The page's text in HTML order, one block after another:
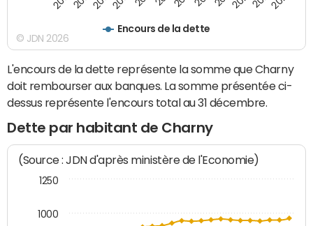
Encours de la dette
© JDN 2026
L'encours de la dette représente la somme que Charny
doit rembourser aux banques. La somme présentée ci-
dessus représente l'encours total au 31 décembre.
Dette par habitant de Charny
(Source : JDN d'après ministère de l'Economie)
1000
1250